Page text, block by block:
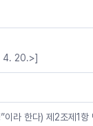
4. 20.>]
이라 한다) 제2조제1항